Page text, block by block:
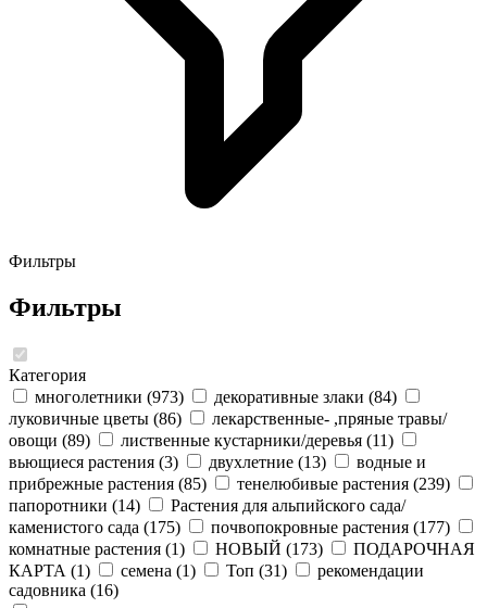
Фильтры
Фильтры
Категория
многолетники (973) декоративные злаки (84)
луковичные цветы (86)
лекарственные- ,пряные травы/
овощи (89) лиственные кустарники/деревья (11)
вьющиеся растения (3) двухлетние (13)
водные и
прибрежные растения (85) тенелюбивые растения (239)
папоротники (14)
Растения для альпийского сада/
каменистого сада (175) почвопокровные растения (177)
комнатные растения (1) НОВЫЙ (173)
ПОДАРОЧНАЯ
КАРТА (1) семена (1) Топ (31)
рекомендации
садовника (16)